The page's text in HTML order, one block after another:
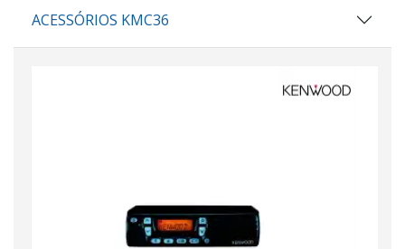
ACESSÓRIOS KMC36